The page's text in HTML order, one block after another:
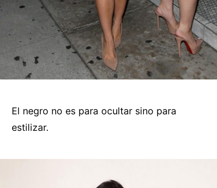
El negro no es para ocultar sino para
estilizar.